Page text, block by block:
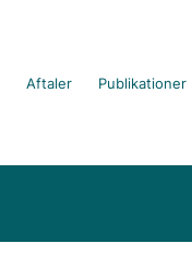
Aftaler Publikationer